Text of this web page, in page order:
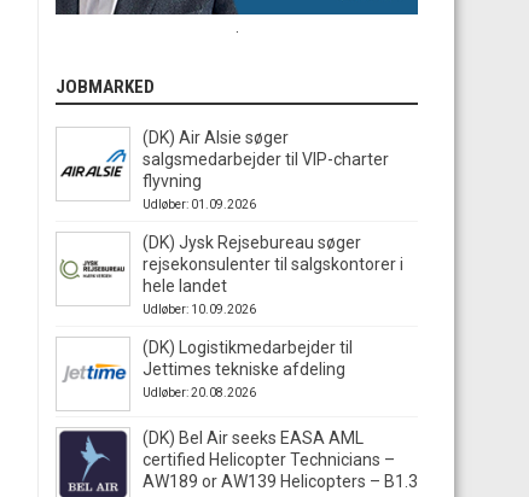
JOBMARKED
(DK) Air Alsie søger
salgsmedarbejder til VIP-charter
flyvning
Udløber: 01.09.2026
(DK) Jysk Rejsebureau søger
rejsekonsulenter til salgskontorer i
hele landet
Udløber: 10.09.2026
(DK) Logistikmedarbejder til
Jettimes tekniske afdeling
Udløber: 20.08.2026
(DK) Bel Air seeks EASA AML
certified Helicopter Technicians –
AW189 or AW139 Helicopters – B1.3